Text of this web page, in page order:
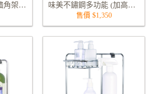
味美不鏽鋼多功能牆角架 9258S 味美不鏽鋼多功能 (加高護欄) 牆角架 9258RS
售價 $1,350